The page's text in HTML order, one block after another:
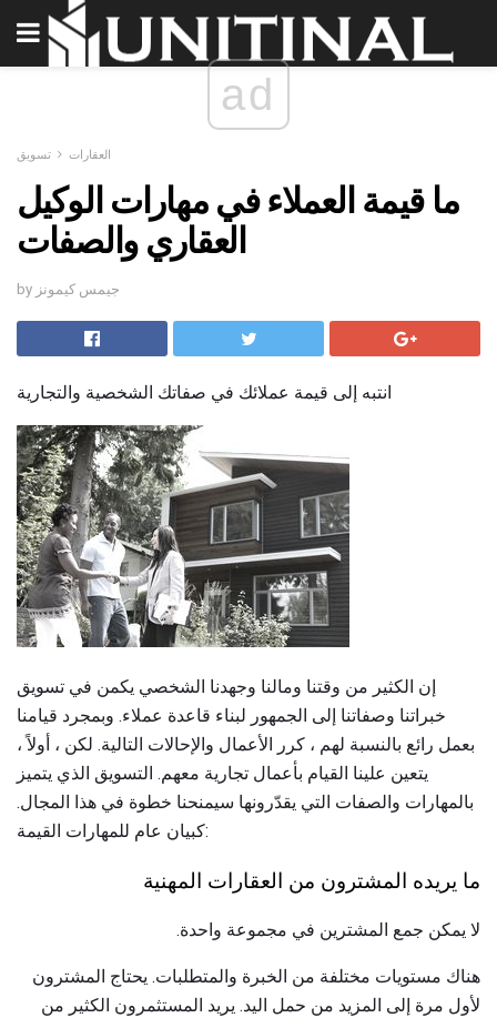
ad
العقارات تسويق
ما قيمة العملاء في مهارات الوكيل
العقاري والصفات
by جيمس كيمونز
انتبه إلى قيمة عملائك في صفاتك الشخصية والتجارية
إن الكثير من وقتنا ومالنا وجهدنا الشخصي يكمن في تسويق
خبراتنا وصفاتنا إلى الجمهور لبناء قاعدة عملاء. وبمجرد قيامنا
بعمل رائع بالنسبة لهم ، كرر الأعمال والإحالات التالية. لكن ، أولاً ،
يتعين علينا القيام بأعمال تجارية معهم. التسويق الذي يتميز
بالمهارات والصفات التي يقدّرونها سيمنحنا خطوة في هذا المجال.
كبيان عام للمهارات القيمة:
ما يريده المشترون من العقارات المهنية
لا يمكن جمع المشترين في مجموعة واحدة.
هناك مستويات مختلفة من الخبرة والمتطلبات. يحتاج المشترون
لأول مرة إلى المزيد من حمل اليد. يريد المستثمرون الكثير من